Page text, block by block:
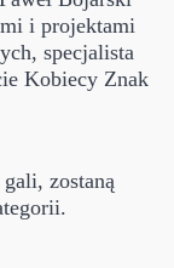
i projektami
specjalista
Kobiecy Znak
zostaną